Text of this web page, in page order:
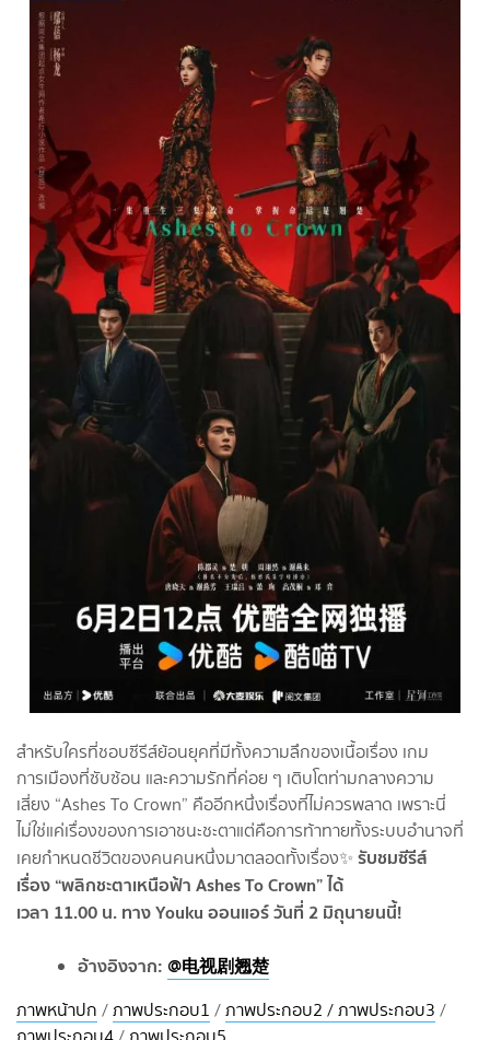
สำหรับใครที่ชอบซีรีส์ย้อนยุคที่มีทั้งความลึกของเนื้อเรื่อง เกม
การเมืองที่ซับซ้อน และความรักที่ค่อย ๆ เติบโตท่ามกลางความ
เสี่ยง “Ashes To Crown” คืออีกหนึ่งเรื่องที่ไม่ควรพลาด เพราะนี่
ไม่ใช่แค่เรื่องของการเอาชนะชะตาแต่คือการท้าทายทั้งระบบอำนาจที่
เคยกำหนดชีวิตของคนคนหนึ่งมาตลอดทั้งเรื่อง✨ รับชมซีรีส์
เรื่อง “พลิกชะตาเหนือฟ้า Ashes To Crown” ได้
เวลา 11.00 น. ทาง Youku ออนแอร์ วันที่ 2 มิถุนายนนี้!
อ้างอิงจาก: @电视剧翘楚
ภาพหน้าปก /ภาพประกอบ1 /ภาพประกอบ2 / ภาพประกอบ3 /